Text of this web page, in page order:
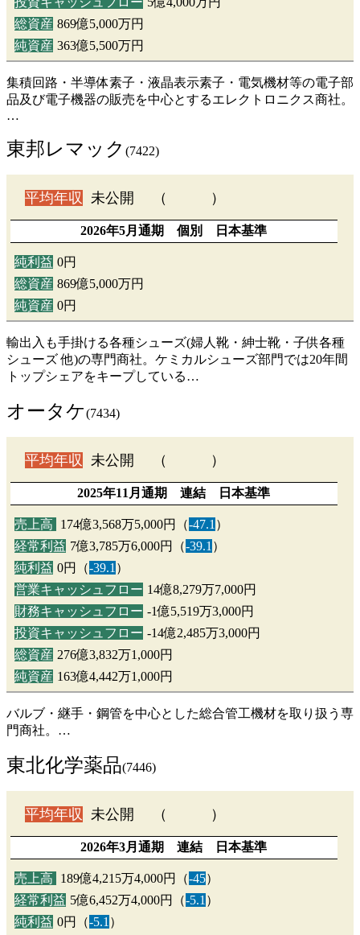
総資産 869億5,000万円
純資産 363億5,500万円
集積回路・半導体素子・液晶表示素子・電気機材等の電子部
品及び電子機器の販売を中心とするエレクトロニクス商社。
…
東邦レマック (7422)
平均年収 未公開 （ ）
2026年5月通期 個別 日本基準
純利益 0円
総資産 869億5,000万円
純資産 0円
輸出入も手掛ける各種シューズ(婦人靴・紳士靴・子供各種
シューズ 他)の専門商社。ケミカルシューズ部門では20年間
トップシェアをキープしている…
オータケ(7434)
平均年収 未公開 （ ）
2025年11月通期 連結 日本基準
売上高 174億3,568万5,000円（-47.1 ）
経常利益 7億3,785万6,000円（-39.1 ）
純利益 0円（-39.1 ）
営業キャッシュフロー 14億8,279万7,000円
財務キャッシュフロー -1億5,519万3,000円
投資キャッシュフロー -14億2,485万3,000円
総資産 276億3,832万1,000円
純資産 163億4,442万1,000円
バルブ・継手・鋼管を中心とした総合管工機材を取り扱う専
門商社。…
東北化学薬品(7446)
平均年収 未公開 （ ）
2026年3月通期 連結 日本基準
売上高 189億4,215万4,000円（-45）
経常利益 5億6,452万4,000円（-5.1 ）
純利益 0円（-5.1 ）